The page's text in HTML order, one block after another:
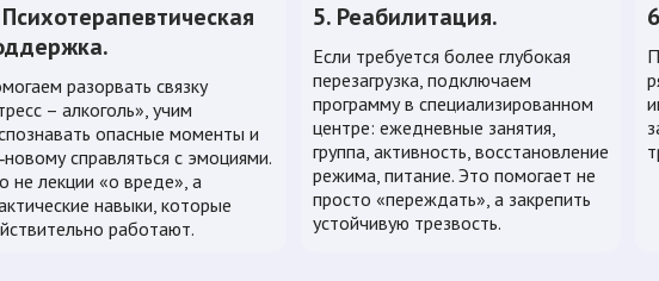
разорвать связку
– алкоголь», учим
опасные моменты и
справляться с эмоциями.
не лекции «о вреде», а
навыки, которые
работают.
5. Реабилитация.
Если требуется более глубокая
перезагрузка, подключаем
программу в специализированном
центре: ежедневные занятия,
группа, активность, восстановление
режима, питание. Это помогает не
просто «переждать», а закрепить
устойчивую трезвость.